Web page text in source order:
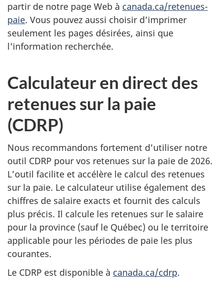
partir de notre page Web à canada.ca/retenues-
paie. Vous pouvez aussi choisir d’imprimer
seulement les pages désirées, ainsi que
l'information recherchée.
Calculateur en direct des
retenues sur la paie
(CDRP)
Nous recommandons fortement d’utiliser notre
outil CDRP pour vos retenues sur la paie de 2026.
L’outil facilite et accélère le calcul des retenues
sur la paie. Le calculateur utilise également des
chiffres de salaire exacts et fournit des calculs
plus précis. Il calcule les retenues sur le salaire
pour la province (sauf le Québec) ou le territoire
applicable pour les périodes de paie les plus
courantes.
Le CDRP est disponible à canada.ca/cdrp.